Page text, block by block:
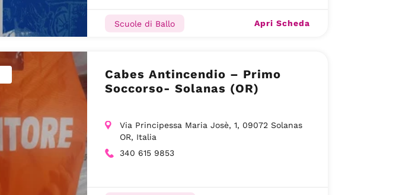
Scuole di Ballo Apri Scheda
Cabes Antincendio – Primo
Soccorso- Solanas (OR)
Via Principessa Maria Josè, 1, 09072 Solanas
OR, Italia
340 615 9853